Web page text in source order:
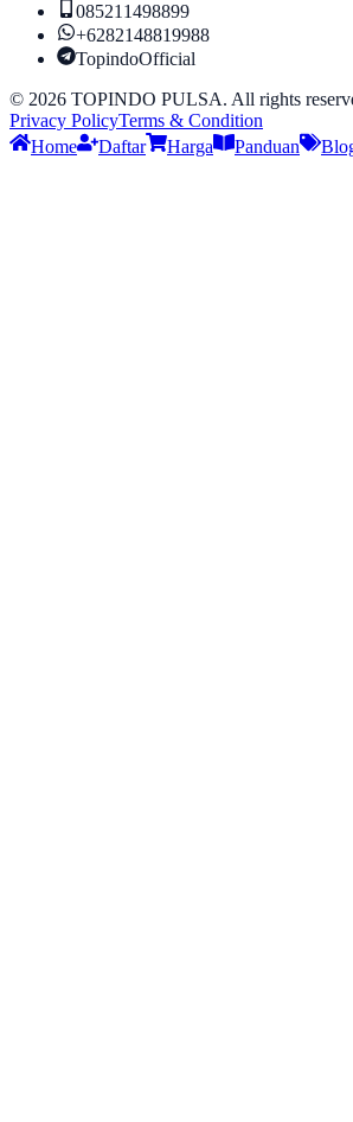
085211498899
+6282148819988
TopindoOfficial
© 2026 TOPINDO PULSA. All rights
Privacy PolicyTerms & Condition
Home
Daftar Harga Panduan